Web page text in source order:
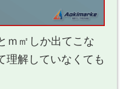
ｍ㎡しか出てこな
理解していなくても